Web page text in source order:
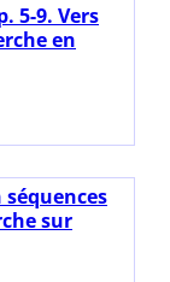
5-9. Vers
en
sur